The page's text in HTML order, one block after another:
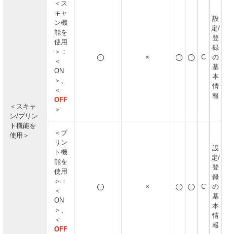
＜スキャ
ン/プリン
ト機能を
使用＞
＜ス
キャ
ン機
能を
使用
＞：
＜
ON
＞、
＜
OFF
＞
× C
設
定/
登
録
の
基
本
情
報
＜プ
リン
ト機
能を
使用
＞：
＜
ON
＞、
＜
OFF
× C
設
定/
登
録
の
基
本
情
報